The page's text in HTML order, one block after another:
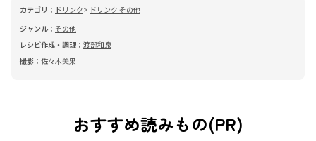
カテゴリ： ドリンク
ドリンク その他
ジャンル： その他
レシピ作成・調理： 渡部和泉
撮影： 佐々木美果
おすすめ読みもの(PR)